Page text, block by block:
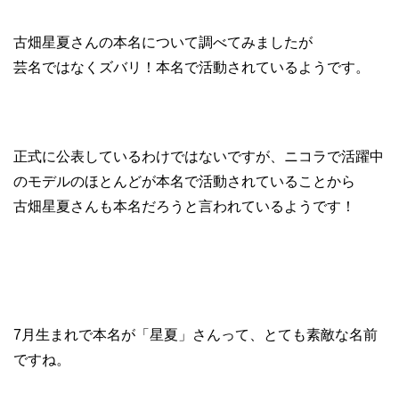
古畑星夏さんの本名について調べてみましたが
芸名ではなくズバリ！本名で活動されているようです。
正式に公表しているわけではないですが、ニコラで活躍中
のモデルのほとんどが本名で活動されていることから
古畑星夏さんも本名だろうと言われているようです！
7月生まれで本名が「星夏」さんって、とても素敵な名前
ですね。